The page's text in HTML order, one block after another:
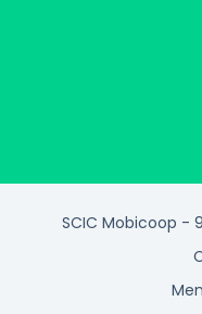
SCIC Mobicoop -